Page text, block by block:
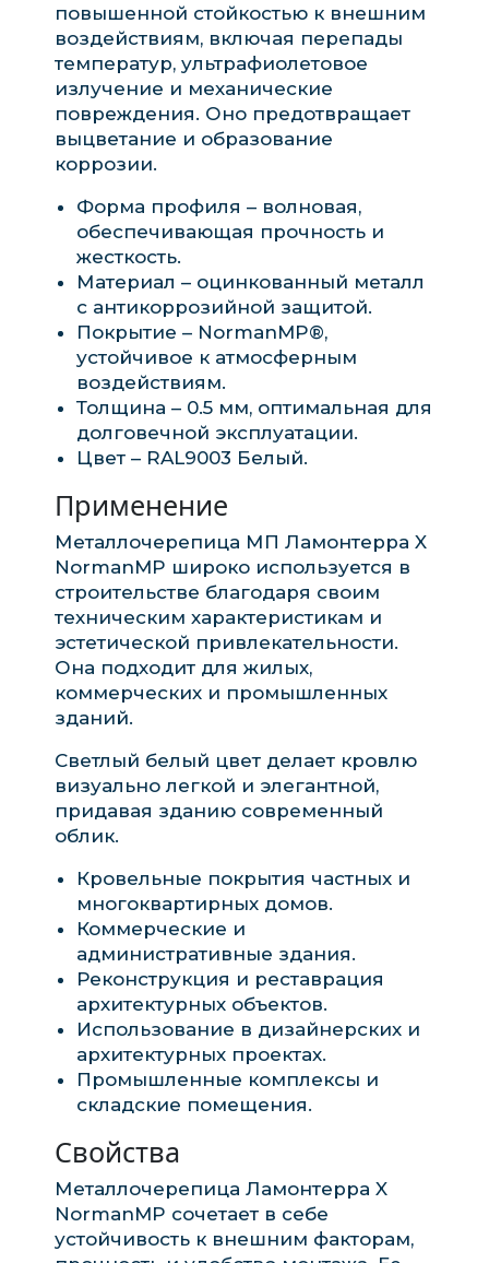
повышенной стойкостью к внешним
воздействиям, включая перепады
температур, ультрафиолетовое
излучение и механические
повреждения. Оно предотвращает
выцветание и образование
коррозии.
Форма профиля – волновая,
обеспечивающая прочность и
жесткость.
Материал – оцинкованный металл
с антикоррозийной защитой.
Покрытие – NormanMP®,
устойчивое к атмосферным
воздействиям.
Толщина – 0.5 мм, оптимальная для
долговечной эксплуатации.
Цвет – RAL9003 Белый.
Применение
Металлочерепица МП Ламонтерра X
NormanMP широко используется в
строительстве благодаря своим
техническим характеристикам и
эстетической привлекательности.
Она подходит для жилых,
коммерческих и промышленных
зданий.
Светлый белый цвет делает кровлю
визуально легкой и элегантной,
придавая зданию современный
облик.
Кровельные покрытия частных и
многоквартирных домов.
Коммерческие и
административные здания.
Реконструкция и реставрация
архитектурных объектов.
Использование в дизайнерских и
архитектурных проектах.
Промышленные комплексы и
складские помещения.
Свойства
Металлочерепица Ламонтерра X
NormanMP сочетает в себе
устойчивость к внешним факторам,